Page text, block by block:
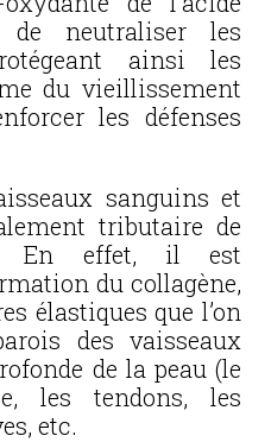
de neutraliser les
ainsi les
du vieillissement
les défenses
sanguins et
tributaire de
En effet, il est
du collagène,
élastiques que l’on
des vaisseaux
de la peau (le
les tendons, les
etc.